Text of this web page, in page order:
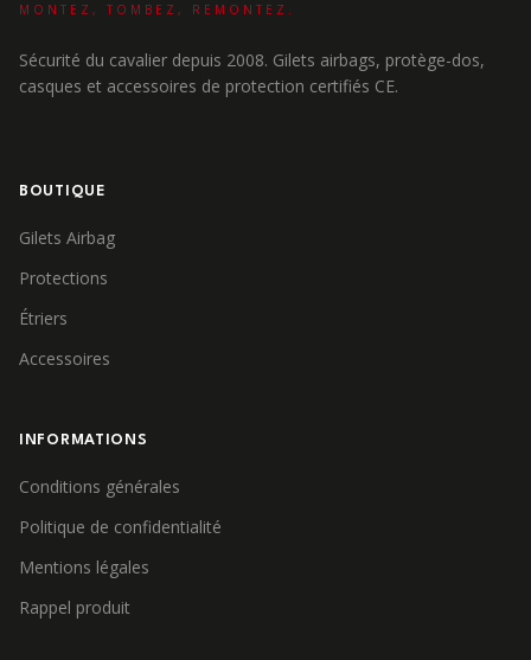
MONTEZ, TOMBEZ, REMONTEZ.
Sécurité du cavalier depuis 2008. Gilets airbags, protège-dos,
casques et accessoires de protection certifiés CE.
BOUTIQUE
Gilets Airbag
Protections
Étriers
Accessoires
INFORMATIONS
Conditions générales
Politique de confidentialité
Mentions légales
Rappel produit